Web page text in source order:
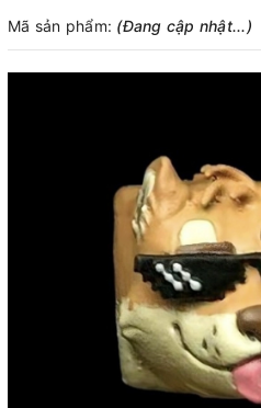
Mã sản phẩm: (Đang cập nhật...)